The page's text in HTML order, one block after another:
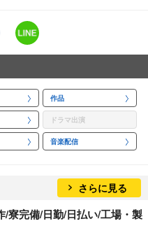
作品
ドラマ出演
音楽配信
さらに見る
/寮完備/日勤/日払い/工場・製